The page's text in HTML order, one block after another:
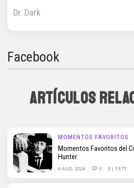
Dr. Dark
Facebook
ARTÍCULOS
MOMENTOS FAVORITOS
Momentos Favoritos del
Hunter
6 AGO, 2026 0 EL FETT